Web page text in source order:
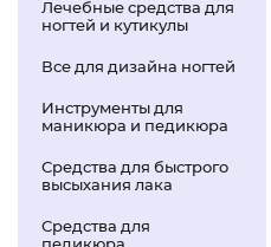
Лечебные средства для
ногтей и кутикулы
Все для дизайна ногтей
Инструменты для
маникюра и педикюра
Средства для быстрого
высыхания лака
Средства для